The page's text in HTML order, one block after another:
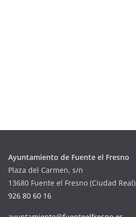
Ayuntamiento de Fuente el Fresno
Plaza del Carmen, s/n
13680 Fuente el Fresno (Ciudad Real)
926 80 60 16